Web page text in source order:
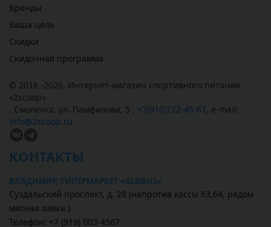
Бренды
Ваша цель
Скидки
Скидочная программа
© 2016 -2026, Интернет-магазин спортивного питания
«2scoop»
, Смоленск, ул. Памфилова, 5 , +7(910)722-45-67, e-mail:
info@2scoop.ru
КОНТАКТЫ
ВЛАДИМИР, ГИПЕРМАРКЕТ «GLOBUS»
Суздальский проспект, д. 28 (напротив кассы 63,64, рядом
мясная лавка.)
Телефон: +7 (919) 003-4567